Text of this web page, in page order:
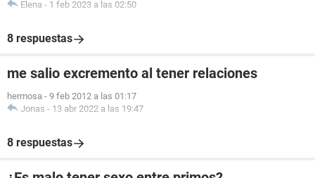
Elena - 1 feb 2023 a las 02:50
8 respuestas
me salio excremento al tener relaciones
hermosa - 9 feb 2012 a las 01:17
Jonas - 13 abr 2022 a las 19:47
8 respuestas